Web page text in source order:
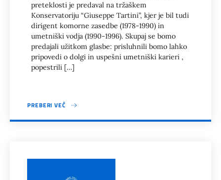
preteklosti je predaval na tržaškem
Konservatoriju “Giuseppe Tartini”, kjer je bil tudi
dirigent komorne zasedbe (1978-1990) in
umetniški vodja (1990-1996). Skupaj se bomo
predajali užitkom glasbe: prisluhnili bomo lahko
pripovedi o dolgi in uspešni umetniški karieri ,
popestrili […]
PREBERI VEČ